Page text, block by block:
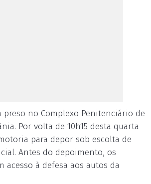
preso no Complexo Penitenciário de
Por volta de 10h15 desta quarta
para depor sob escolta de
Antes do depoimento, os
acesso à defesa aos autos da